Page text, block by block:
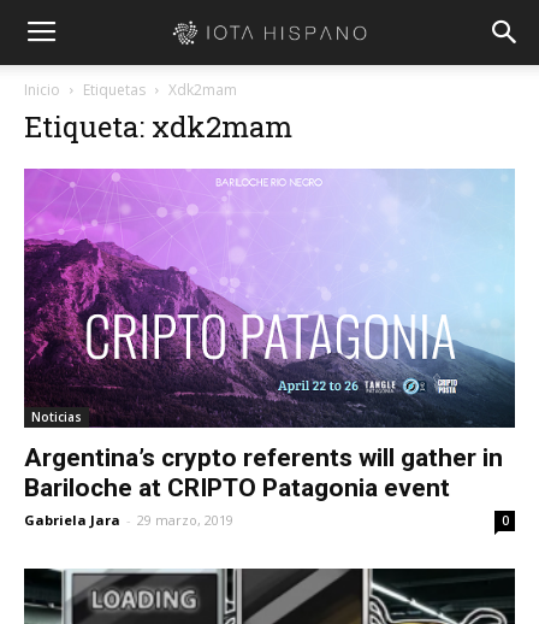
Inicio Etiquetas Xdk2mam
Etiqueta: xdk2mam
Noticias
Argentina’s crypto referents will gather in
Bariloche at CRIPTO Patagonia event
Gabriela Jara - 29 marzo, 2019 0